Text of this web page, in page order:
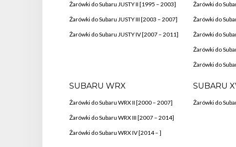
Żarówki do Subaru JUSTY II [1995 – 2003]
Żarówki do Subaru JUSTY III [2003 – 2007]
Żarówki do Subaru JUSTY IV [2007 – 2011]
Żarówki do
Żarówki do
Żarówki do
Żarówki do
Żarówki do
SUBARU WRX
Żarówki do Subaru WRX II [2000 – 2007]
Żarówki do Subaru WRX III [2007 – 2014]
Żarówki do Subaru WRX IV [2014 – ]
SUBARU
Żarówki do